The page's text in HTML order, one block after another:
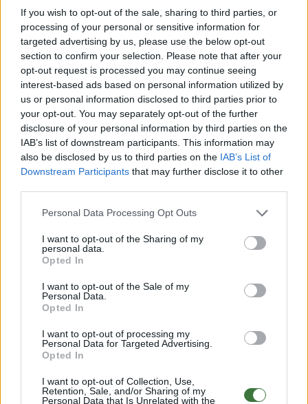
If you wish to opt-out of the sale, sharing to third parties, or
processing of your personal or sensitive information for
targeted advertising by us, please use the below opt-out
section to confirm your selection. Please note that after your
opt-out request is processed you may continue seeing
interest-based ads based on personal information utilized by
us or personal information disclosed to third parties prior to
your opt-out. You may separately opt-out of the further
disclosure of your personal information by third parties on the
IAB’s list of downstream participants. This information may
also be disclosed by us to third parties on the IAB’s List of
Downstream Participants that may further disclose it to other
Personal Data Processing Opt Outs
I want to opt-out of the Sharing of my
personal data.
Opted In
I want to opt-out of the Sale of my
Personal Data.
Opted In
I want to opt-out of processing my
Personal Data for Targeted Advertising.
Opted In
I want to opt-out of Collection, Use,
Retention, Sale, and/or Sharing of my
Personal Data that Is Unrelated with the
Reducen reflejos y protegen del sol ·
Más información
✔ Herrajes de acero inoxidablepara un ajuste perfecto.
✔ Cómodas y ligerasPeso: 25.00 gr.
-Opciones Recomendadas:
Estuche de corcho plegable
8.99€
Comprar
Estuche Semi-rígido Natural
12.99€
Comprar
Devoluciones fáciles
Garantía contra defectos
✔ Información adicional:
Cuidados y Mantenimiento
Declaración de conformidad CE
Servicio Postventa
Nota** Los envíos gratuitos marcados dependen del destino y no están
incluidos para todos los destinos o métodos de envío. Introduce el